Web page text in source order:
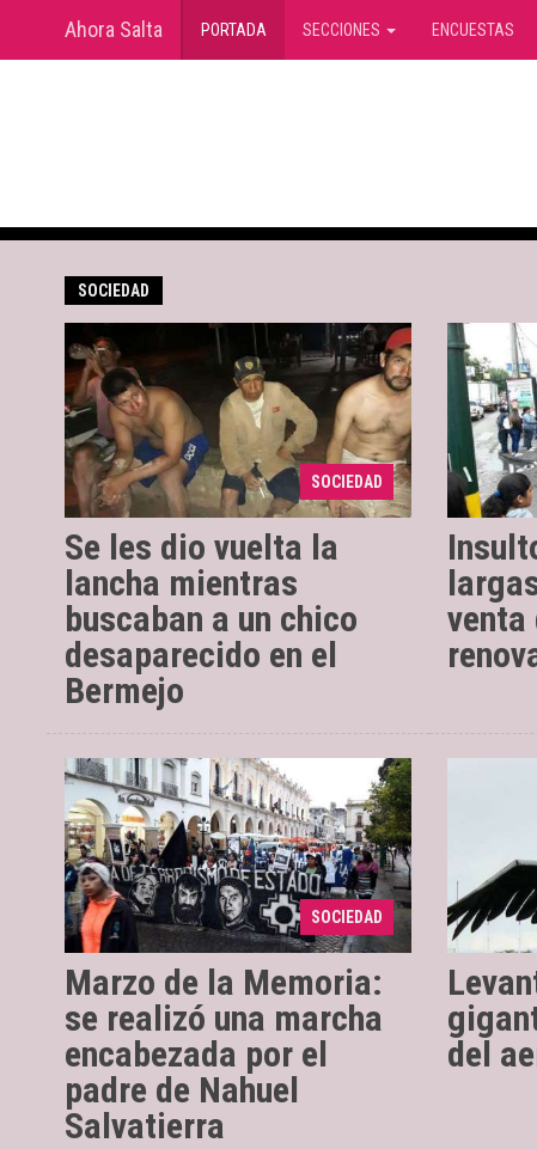
Ahora Salta PORTADA(current)SECCIONES ENCUESTAS
SOCIEDAD
SOCIEDAD
Se les dio vuelta la
lancha mientras
buscaban a un chico
desaparecido en el
Bermejo
02/03/2018
El accidente se
produjo a la altura de la junta del
Colorado y el Bermejo, en
momentos en que rastrillaban la
zona.
venta
02/03/
mujer
$200
habría
SOCIEDAD
Marzo de la Memoria:
se realizó una marcha
encabezada por el
padre de Nahuel
Salvatierra
01/03/2018
En el centro de la
ciudad, organizaciones de
derechos humanos piden justicia
por casos no resueltos.
del
de Salta.